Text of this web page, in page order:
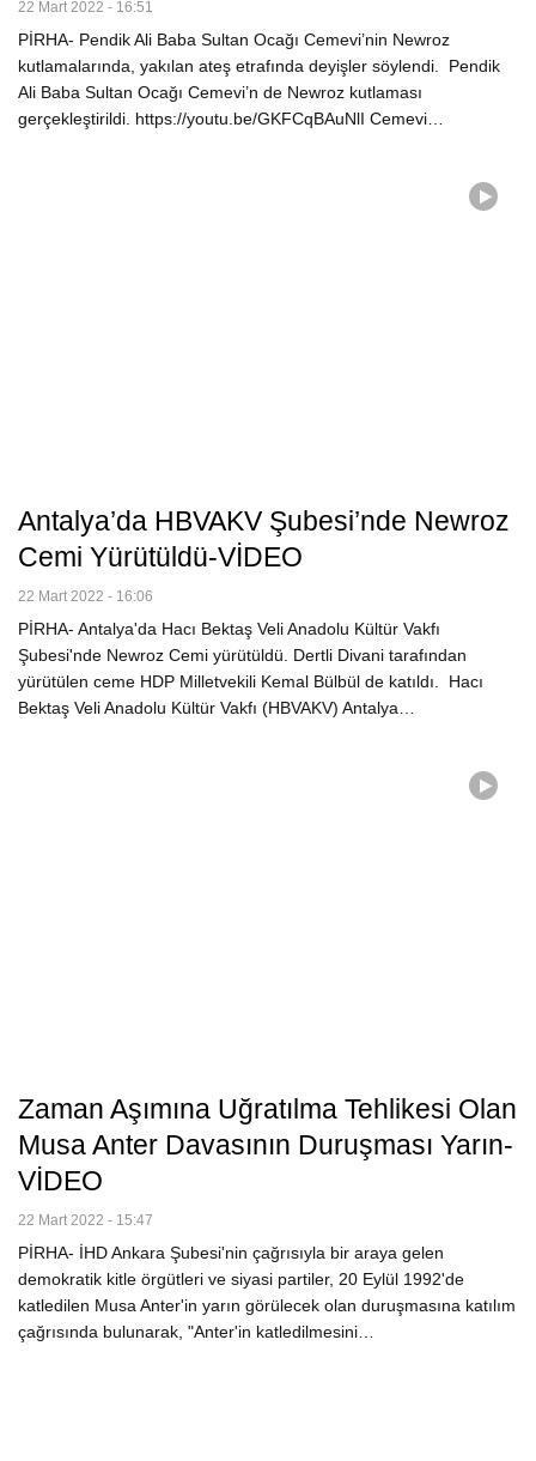
22 Mart 2022 - 16:51
PİRHA- Pendik Ali Baba Sultan Ocağı Cemevi’nin Newroz
kutlamalarında, yakılan ateş etrafında deyişler söylendi. Pendik
Ali Baba Sultan Ocağı Cemevi’n de Newroz kutlaması
gerçekleştirildi. https://youtu.be/GKFCqBAuNlI Cemevi…
Antalya’da HBVAKV Şubesi’nde Newroz
Cemi Yürütüldü-VİDEO
22 Mart 2022 - 16:06
PİRHA- Antalya'da Hacı Bektaş Veli Anadolu Kültür Vakfı
Şubesi'nde Newroz Cemi yürütüldü. Dertli Divani tarafından
yürütülen ceme HDP Milletvekili Kemal Bülbül de katıldı. Hacı
Bektaş Veli Anadolu Kültür Vakfı (HBVAKV) Antalya…
Zaman Aşımına Uğratılma Tehlikesi Olan
Musa Anter Davasının Duruşması Yarın-
VİDEO
22 Mart 2022 - 15:47
PİRHA- İHD Ankara Şubesi'nin çağrısıyla bir araya gelen
demokratik kitle örgütleri ve siyasi partiler, 20 Eylül 1992'de
katledilen Musa Anter'in yarın görülecek olan duruşmasına katılım
çağrısında bulunarak, "Anter'in katledilmesini…